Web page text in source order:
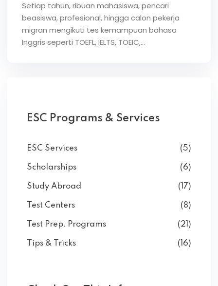
Setiap tahun, ribuan mahasiswa, pencari
beasiswa, profesional, hingga calon pekerja
migran mengikuti tes kemampuan bahasa
Inggris seperti TOEFL, IELTS, TOEIC,…
ESC Programs & Services
ESC Services (5)
Scholarships (6)
Study Abroad (17)
Test Centers (8)
Test Prep. Programs (21)
Tips & Tricks (16)